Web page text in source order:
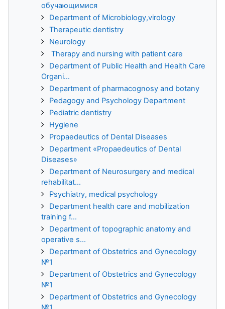
обучающимися
Department of Microbiology,virology
Therapeutic dentistry
Neurology
Therapy and nursing with patient care
Department of Public Health and Health Care
Organi...
Department of pharmacognosy and botany
Pedagogy and Psychology Department
Pediatric dentistry
Hygiene
Propaedeutics of Dental Diseases
Department «Propaedeutics of Dental
Diseases»
Department of Neurosurgery and medical
rehabilitat...
Psychiatry, medical psychology
Department health care and mobilization
training f...
Department of topographic anatomy and
operative s...
Department of Obstetrics and Gynecology
№1
Department of Obstetrics and Gynecology
№1
Department of Obstetrics and Gynecology